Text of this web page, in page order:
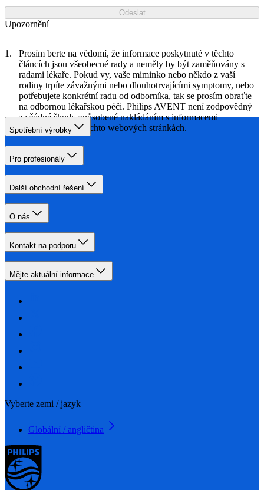
Odeslat
Upozornění
Prosím berte na vědomí, že informace poskytnuté v těchto
článcích jsou všeobecné rady a neměly by být zaměňovány s
radami lékaře. Pokud vy, vaše miminko nebo někdo z vaší
rodiny trpíte závažnými nebo dlouhotrvajícími symptomy, nebo
potřebujete konkrétní radu od odborníka, tak se prosím obraťte
na odbornou lékařskou péči. Philips AVENT není zodpovědný
za žádné škody způsobené nakládáním s informacemi
poskytnutými na těchto webových stránkách.
Spotřební výrobky
Pro profesionály
Další obchodní řešení
O nás
Kontakt na podporu
Mějte aktuální informace
Vyberte zemi / jazyk
Globální / angličtina